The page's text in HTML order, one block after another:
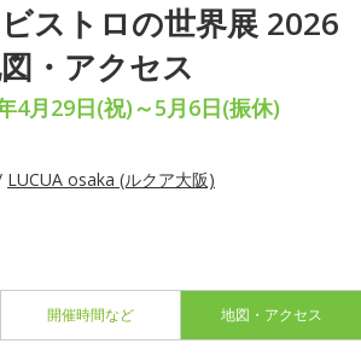
ストロの世界展 2026
・アクセス
4月29日(祝)～5月6日(振休)
LUCUA osaka (ルクア大阪)
開催時間など 地図・アクセス